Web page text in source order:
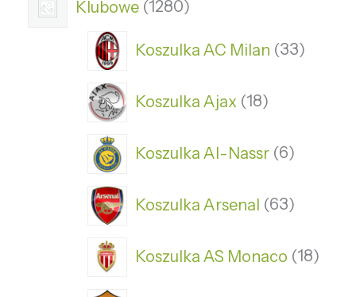
Klubowe 1280
Koszulka AC Milan 33
Koszulka Ajax 18
Koszulka Al-Nassr 6
Koszulka Arsenal 63
Koszulka AS Monaco 18